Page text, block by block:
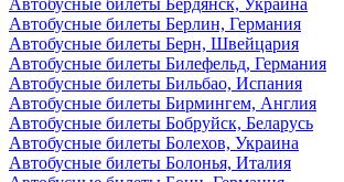
Автобусные билеты Берлин, Германия
Автобусные билеты Берн, Швейцария
Автобусные билеты Билефельд, Германия
Автобусные билеты Бильбао, Испания
Автобусные билеты Бирмингем, Англия
Автобусные билеты Бобруйск, Беларусь
Автобусные билеты Болехов, Украина
Автобусные билеты Болонья, Италия